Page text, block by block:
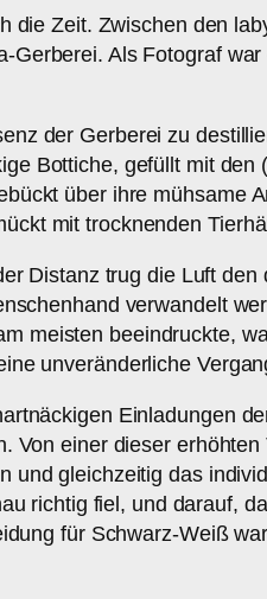
die Zeit. Zwischen den
Als Fotograf
der Gerberei zu
Bottiche, gefüllt mit
über ihre mühsame
mit trocknenden
Distanz trug die Luft
verwandelt
meisten beeindruckte,
unveränderliche
Einladungen
Von einer dieser
und gleichzeitig das
richtig fiel, und darauf,
für Schwarz-Weiß